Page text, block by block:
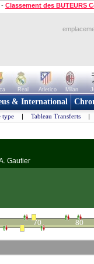
- Classement des BUTEURS
Real Atletico Milan
& International
type | Tableau Transferts |
Gautier
70 80